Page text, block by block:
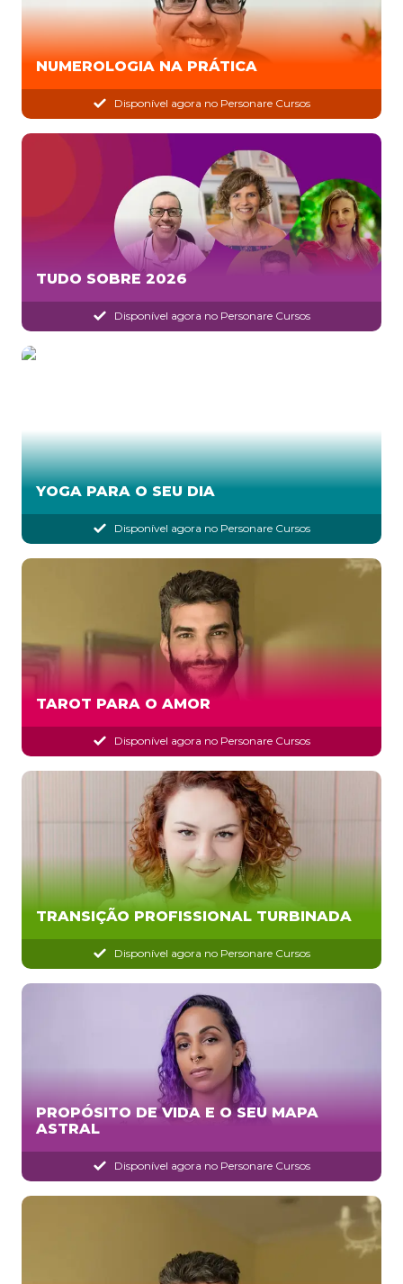
NUMEROLOGIA NA PRÁTICA
Disponível agora no Personare Cursos
TUDO SOBRE 2026
Disponível agora no Personare Cursos
YOGA PARA O SEU DIA
Disponível agora no Personare Cursos
TAROT PARA O AMOR
Disponível agora no Personare Cursos
TRANSIÇÃO PROFISSIONAL TURBINADA
Disponível agora no Personare Cursos
PROPÓSITO DE VIDA E O SEU MAPA
ASTRAL
Disponível agora no Personare Cursos